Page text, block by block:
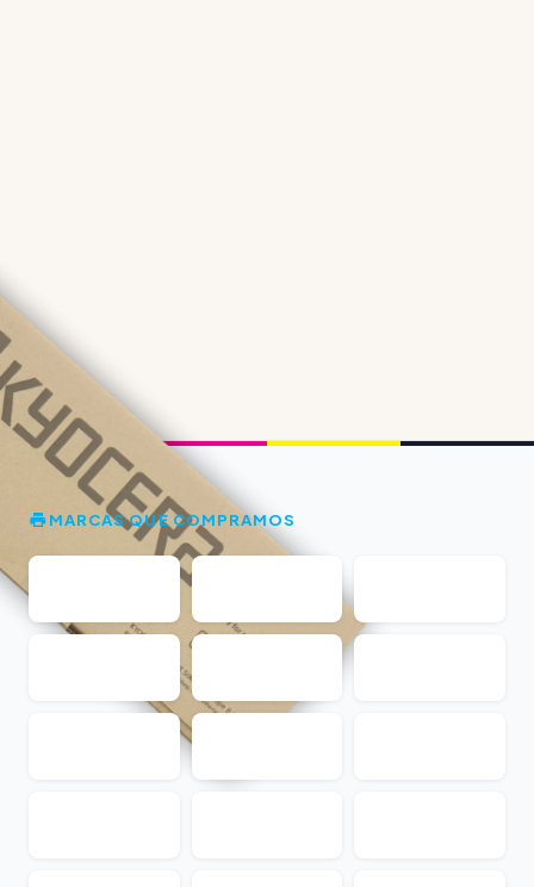
MARCAS QUE COMPRAMOS